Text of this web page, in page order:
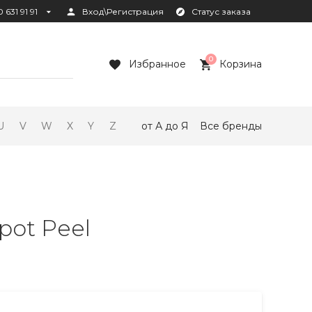
91 91 Вход\Регистрация Статус заказа
Избранное 0 Корзина
V W X Y Z от А до Я Все бренды
Peel